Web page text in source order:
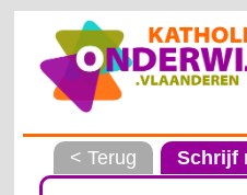
< Terug Schrijf